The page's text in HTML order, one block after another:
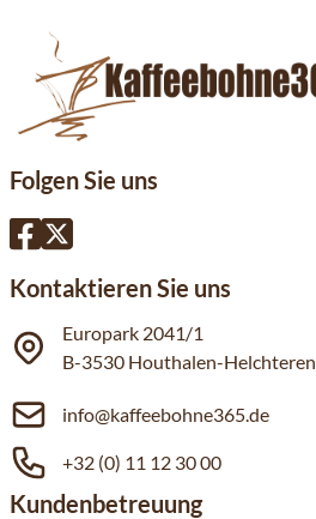
Folgen Sie uns
Kontaktieren Sie uns
Europark 2041/1
B-3530 Houthalen-Helchteren
info@kaffeebohne365.de
+32 (0) 11 12 30 00
Kundenbetreuung